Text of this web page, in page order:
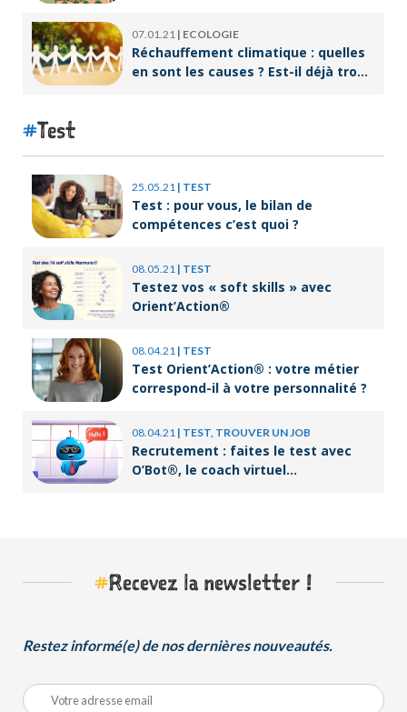
07.01.21 | ECOLOGIE
Réchauffement climatique : quelles
en sont les causes ? Est-il déjà trop
Test
25.05.21 | TEST
Test : pour vous, le bilan de
compétences c’est quoi ?
08.05.21 | TEST
Testez vos « soft skills » avec
Orient’Action®
08.04.21 | TEST
Test Orient’Action® : votre métier
correspond-il à votre personnalité ?
08.04.21 | TEST, TROUVER UN JOB
Recrutement : faites le test avec
O’Bot®, le coach virtuel
#Recevez la newsletter !
Restez informé(e) de nos dernières nouveautés.